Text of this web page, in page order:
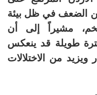
الضعف في ظل بيئة
مشيراً إلى أن
طويلة قد ينعكس
ويزيد من الاختلالات